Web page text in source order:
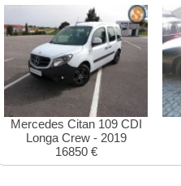
Mercedes Citan 109 CDI
Longa Crew - 2019
16850 €